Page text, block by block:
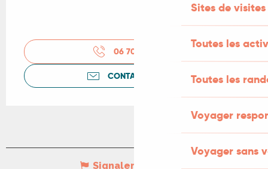
Sites de visites
Toutes les
Toutes les
Voyager
Voyager sans
06 70 81 50
CONTACTEZ-NOUS
Signaler une erreur